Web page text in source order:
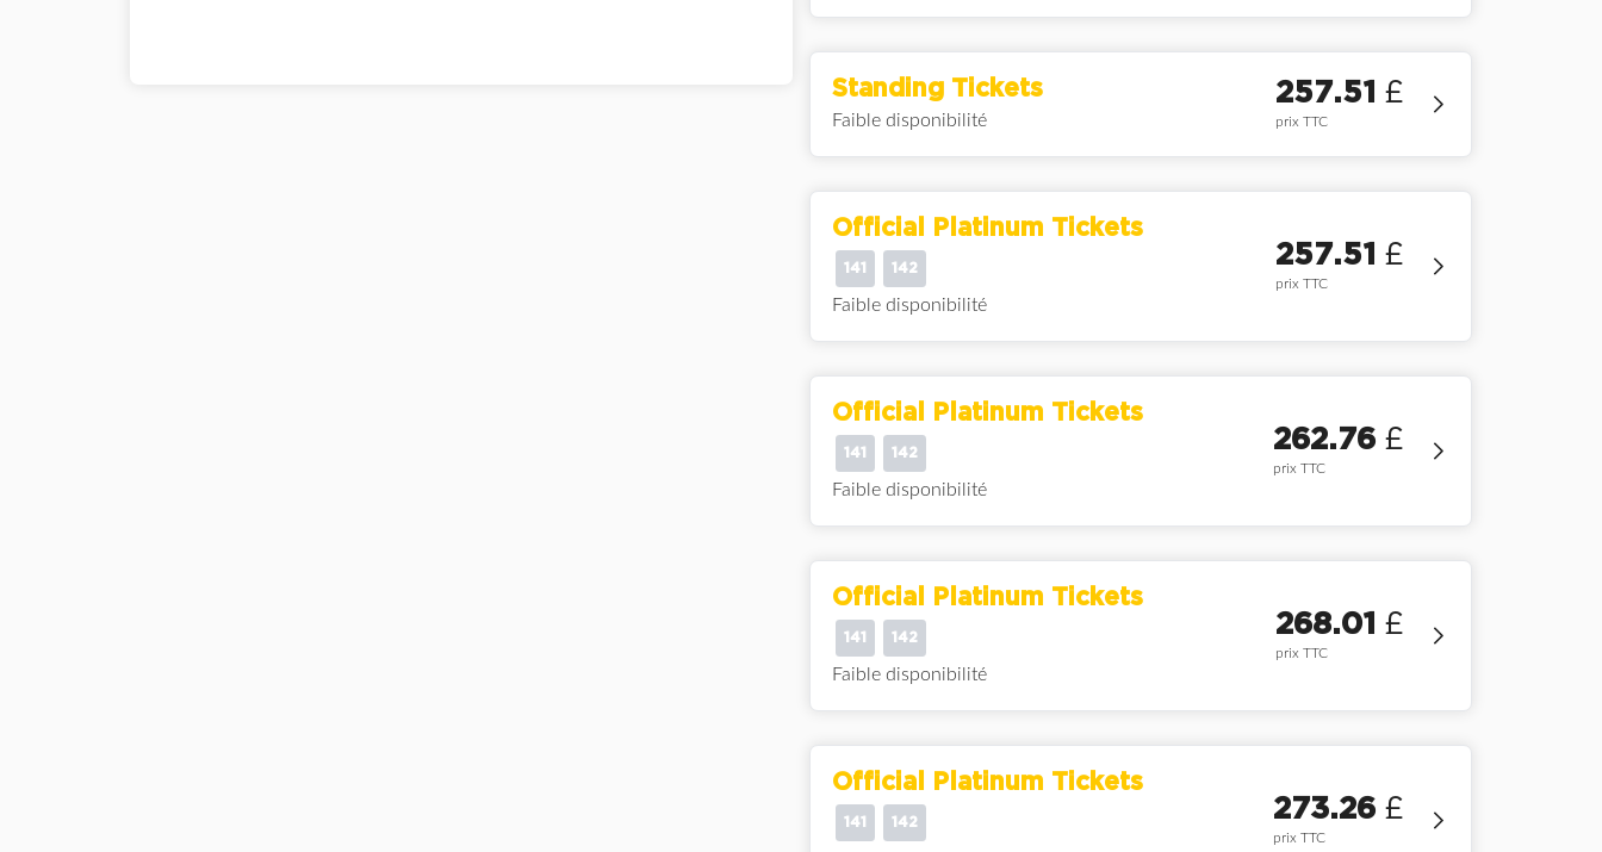
Standing Tickets
Faible disponibilité
257.51 £
prix TTC
Official Platinum Tickets
141 142
Faible disponibilité
257.51 £
prix TTC
Official Platinum Tickets
141 142
Faible disponibilité
262.76 £
prix TTC
Official Platinum Tickets
141 142
Faible disponibilité
268.01 £
prix TTC
Official Platinum Tickets
141 142 273.26 £
prix TTC